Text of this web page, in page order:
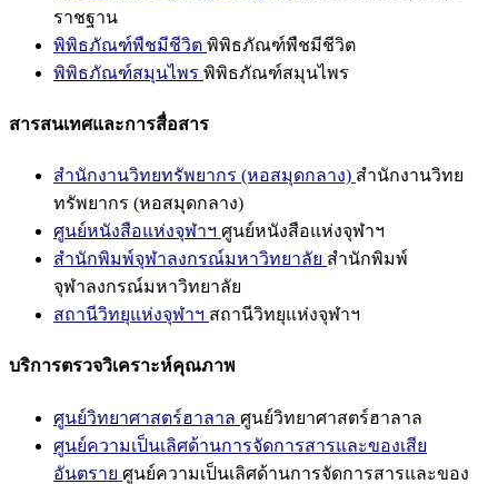
ราชฐาน
พิพิธภัณฑ์พืชมีชีวิต พิพิธภัณฑ์พืชมีชีวิต
พิพิธภัณฑ์สมุนไพร พิพิธภัณฑ์สมุนไพร
สารสนเทศและการสื่อสาร
สำนักงานวิทยทรัพยากร (หอสมุดกลาง) สำนักงานวิทย
ทรัพยากร (หอสมุดกลาง)
ศูนย์หนังสือแห่งจุฬาฯ ศูนย์หนังสือแห่งจุฬาฯ
สำนักพิมพ์จุฬาลงกรณ์มหาวิทยาลัย สำนักพิมพ์
จุฬาลงกรณ์มหาวิทยาลัย
สถานีวิทยุแห่งจุฬาฯ สถานีวิทยุแห่งจุฬาฯ
บริการตรวจวิเคราะห์คุณภาพ
ศูนย์วิทยาศาสตร์ฮาลาล ศูนย์วิทยาศาสตร์ฮาลาล
ศูนย์ความเป็นเลิศด้านการจัดการสารและของเสีย
อันตราย ศูนย์ความเป็นเลิศด้านการจัดการสารและของ